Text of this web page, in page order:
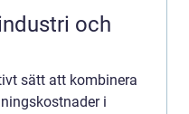
och
sätt att kombinera
i